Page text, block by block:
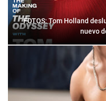
FOTOS: Tom Holland
nuevo